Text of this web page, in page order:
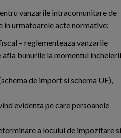
vanzarile intracomunitare de
in urmatoarele acte normative:
– reglementeaza vanzarile
bunurile la momentul incheierii
de import si schema UE),
evidenta pe care persoanele
a locului de impozitare si